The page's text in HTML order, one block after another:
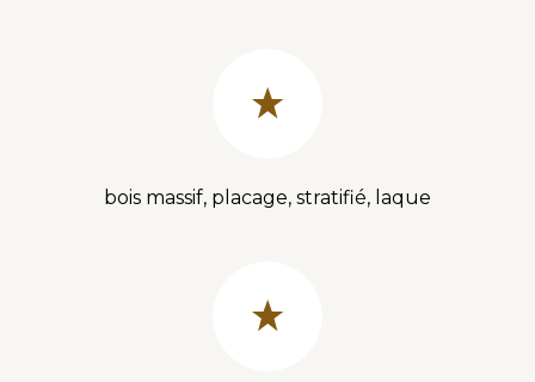
bois massif, placage, stratifié, laque